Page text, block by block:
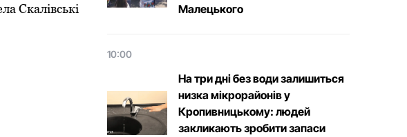
Скалівські
Малецькoгo
10:00
На три дні без води залишиться
низка мікрорайонів у
Кропивницькому: людей
закликають зробити запаси